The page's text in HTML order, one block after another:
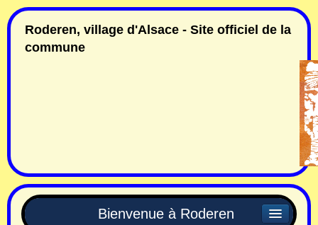
Roderen, village d'Alsace - Site officiel de la
commune
Bienvenue à Roderen